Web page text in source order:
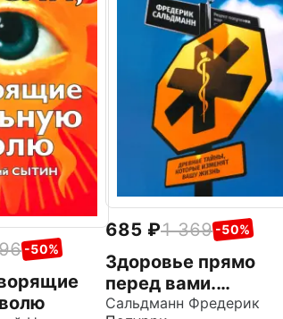
-50%
685 1 369 -50%
Здоровье прямо
перед вами.
Древние тайны,
Сальдманн Фредерик